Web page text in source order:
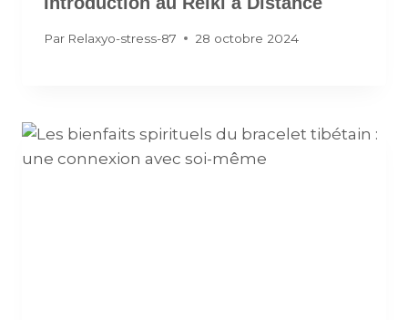
Par Relaxyo-stress-87 28 octobre 2024